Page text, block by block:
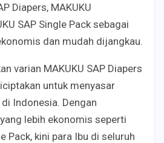
Diapers, MAKUKU
SAP Single Pack sebagai
dan mudah dijangkau.
varian MAKUKU SAP Diapers
untuk menyasar
Indonesia. Dengan
lebih ekonomis seperti
Pack, kini para Ibu di seluruh